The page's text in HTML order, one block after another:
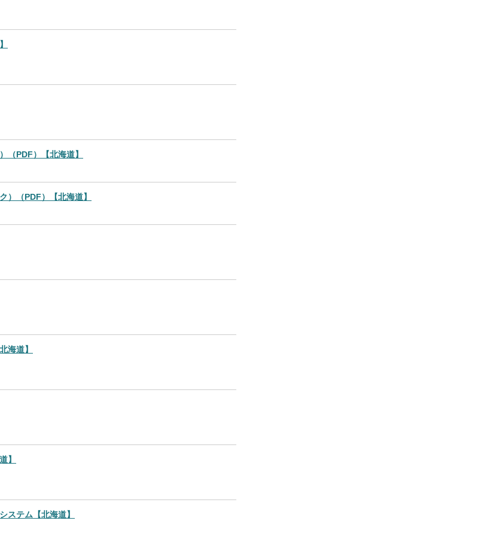
（PDF）【北海道】
）（PDF）【北海道】
海道】
】
ステム【北海道】